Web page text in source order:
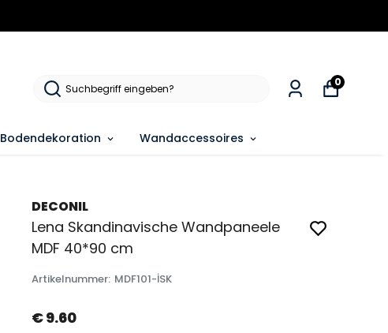
Bodendekoration Wandaccessoires
0
DECONIL
Lena Skandinavische Wandpaneele
MDF 40*90 cm
Artikelnummer: MDF101-İSK
€ 9.60